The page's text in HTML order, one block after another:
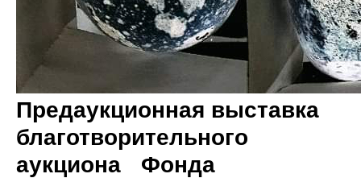
Предаукционная выставка
благотворительного
аукциона Фонда